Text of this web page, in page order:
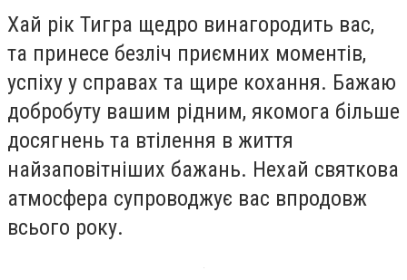
Хай рік Тигра щедро винагородить вас,
та принесе безліч приємних моментів,
успіху у справах та щире кохання. Бажаю
добробуту вашим рідним, якомога більше
досягнень та втілення в життя
найзаповітніших бажань. Нехай святкова
атмосфера супроводжує вас впродовж
всього року.